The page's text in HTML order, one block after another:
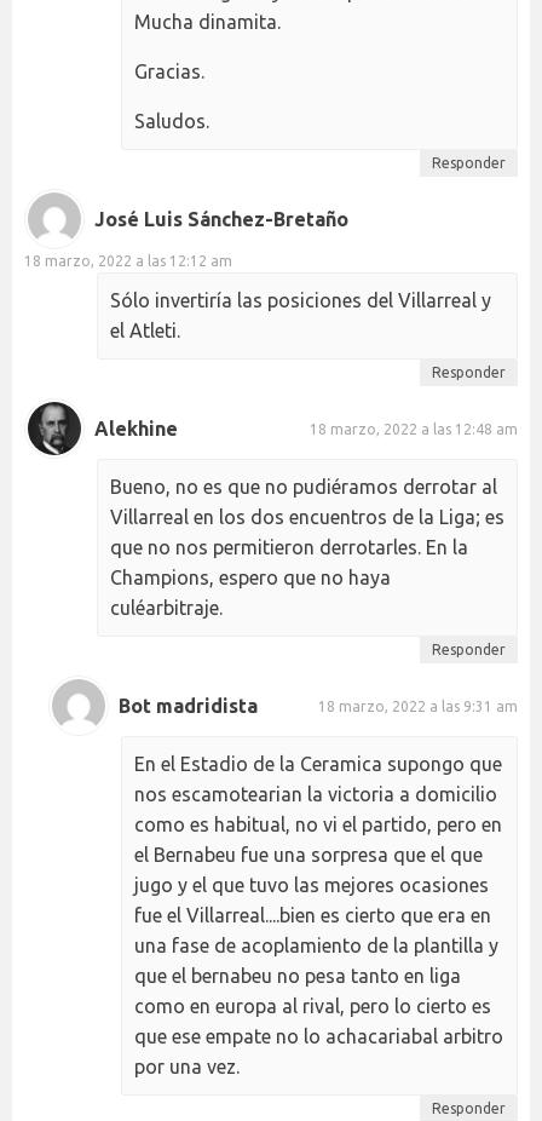
Mucha dinamita.
Gracias.
Saludos.
Responder
José Luis Sánchez-Bretaño
18 marzo, 2022 a las 12:12 am
Sólo invertiría las posiciones del Villarreal y
el Atleti.
Responder
Alekhine 18 marzo, 2022 a las 12:48 am
Bueno, no es que no pudiéramos derrotar al
Villarreal en los dos encuentros de la Liga; es
que no nos permitieron derrotarles. En la
Champions, espero que no haya
culéarbitraje.
Responder
Bot madridista 18 marzo, 2022 a las 9:31 am
En el Estadio de la Ceramica supongo que
nos escamotearian la victoria a domicilio
como es habitual, no vi el partido, pero en
el Bernabeu fue una sorpresa que el que
jugo y el que tuvo las mejores ocasiones
fue el Villarreal....bien es cierto que era en
una fase de acoplamiento de la plantilla y
que el bernabeu no pesa tanto en liga
como en europa al rival, pero lo cierto es
que ese empate no lo achacariabal arbitro
por una vez.
Responder